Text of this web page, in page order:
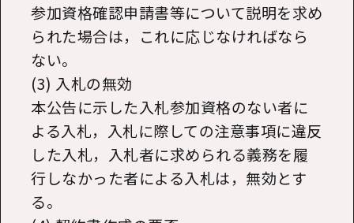
参加資格確認申請書等について説明を求め
られた場合は，これに応じなければなら
ない。
(3) 入札の無効
本公告に示した入札参加資格のない者に
よる入札，入札に際しての注意事項に違反
した入札，入札者に求められる義務を履
行しなかった者による入札は，無効とす
る。